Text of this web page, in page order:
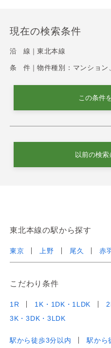
現在の検索条件
沿 線｜ 東北本線
条 件｜ 物件種別：マンショ
この条件
以前の検索
東北本線の駅から探す
東京 上野 尾久 赤
こだわり条件
1R 1K・1DK・1LDK
3K・3DK・3LDK
駅から徒歩3分以内
駅から